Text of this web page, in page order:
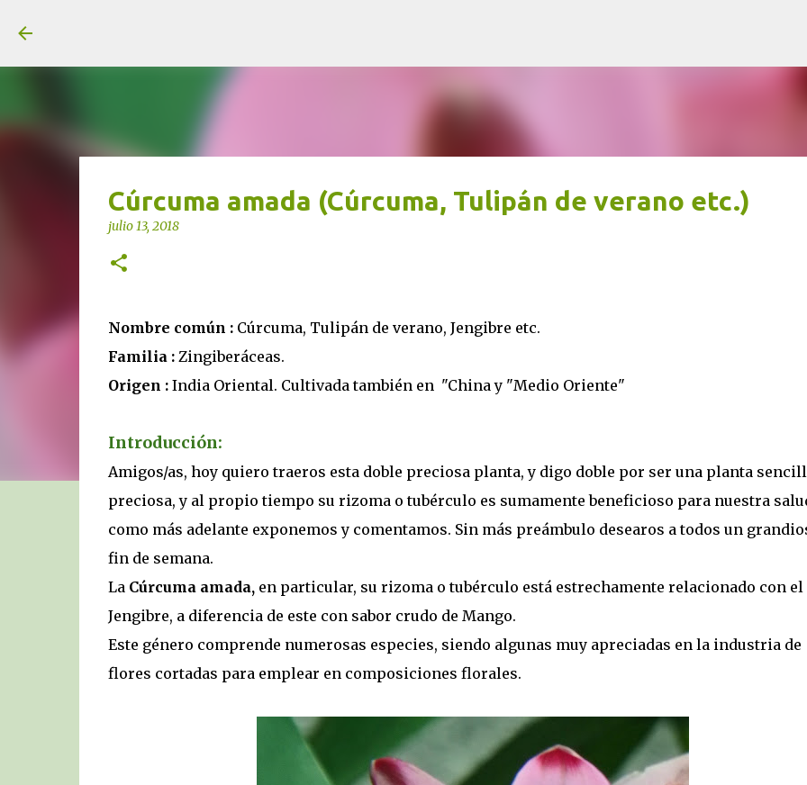
Cúrcuma amada (Cúrcuma, Tulipán de verano etc.)
julio 13, 2018
Nombre común :Cúrcuma, Tulipán de verano, Jengibre etc.
Familia :Zingiberáceas.
Origen :India Oriental. Cultivada también en "China y "Medio Oriente"
Introducción:
Amigos/as, hoy quiero traeros esta doble preciosa planta, y digo doble por ser una planta
preciosa, y al propio tiempo su rizoma o tubérculo es sumamente beneficioso para nuestra
como más adelante exponemos y comentamos. Sin más preámbulo desearos a todos un
fin de semana.
La Cúrcuma amada,en particular, su rizoma o tubérculo está estrechamente relacionado con el
Jengibre, a diferencia de este con sabor crudo de Mango.
Este género comprende numerosas especies, siendo algunas muy apreciadas en la industria de
flores cortadas para emplear en composiciones florales.